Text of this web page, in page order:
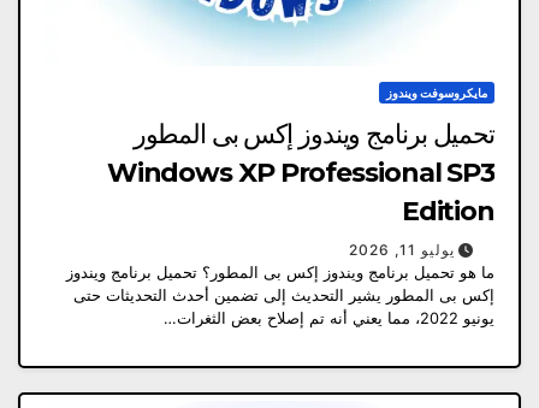
مايكروسوفت ويندوز
تحميل برنامج ويندوز إكس بى المطور
Windows XP Professional SP3
Edition
يوليو 11, 2026
ما هو تحميل برنامج ويندوز إكس بى المطور؟ تحميل برنامج ويندوز
إكس بى المطور يشير التحديث إلى تضمين أحدث التحديثات حتى
يونيو 2022، مما يعني أنه تم إصلاح بعض الثغرات…